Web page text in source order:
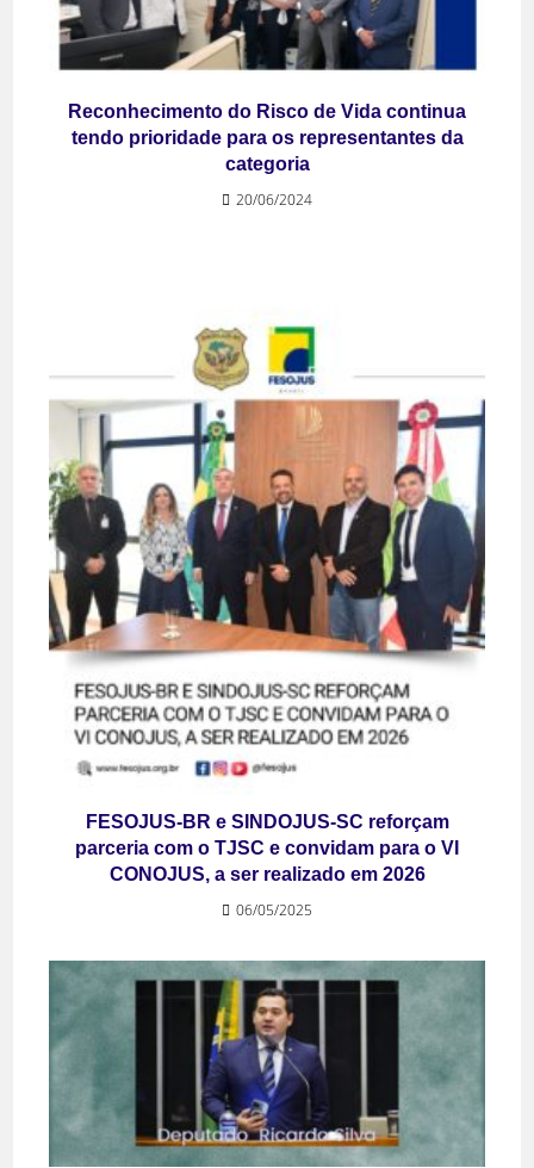
Reconhecimento do Risco de Vida continua
tendo prioridade para os representantes da
categoria
20/06/2024
FESOJUS-BR e SINDOJUS-SC reforçam
parceria com o TJSC e convidam para o VI
CONOJUS, a ser realizado em 2026
06/05/2025